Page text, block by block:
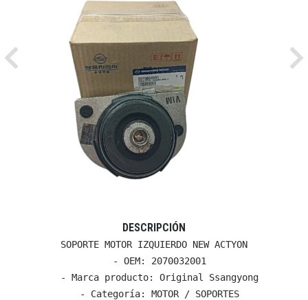
Previous
DESCRIPCIÓN
SOPORTE MOTOR IZQUIERDO NEW ACTYON
  - OEM: 2070032001
  - Marca producto: Original Ssangyong
  - Categoría: MOTOR / SOPORTES